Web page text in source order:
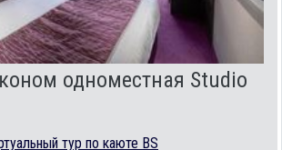
одноместная Studio
тур по каюте BS